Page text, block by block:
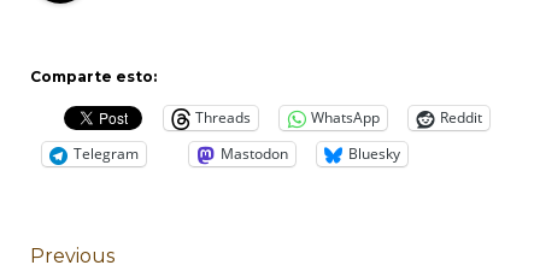
Comparte esto:
Threads WhatsApp
Reddit
Telegram
Mastodon Bluesky
Previous